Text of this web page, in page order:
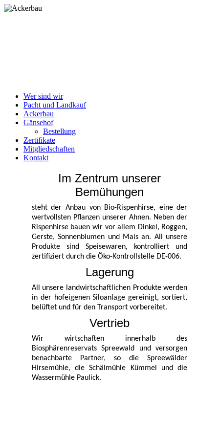
Wer sind wir
Pacht und Landkauf
Ackerbau
Gänsehof
Bestellung
Zertifikate
Mitgliedschaften
Kontakt
Im Zentrum unserer
Bemühungen
steht der Anbau von Bio-Rispenhirse, eine der
wertvollsten Pflanzen unserer Ahnen. Neben der
Rispenhirse bauen wir vor allem Dinkel, Roggen,
Gerste, Sonnenblumen und Mais an. All unsere
Produkte sind Speisewaren, kontrolliert und
zertifiziert durch die Öko-Kontrollstelle DE-006.
Lagerung
All unsere landwirtschaftlichen Produkte werden
in der hofeigenen Siloanlage gereinigt, sortiert,
belüftet und für den Transport vorbereitet.
Vertrieb
Wir wirtschaften innerhalb des
Biosphärenreservats Spreewald und versorgen
benachbarte Partner, so die Spreewälder
Hirsemühle, die Schälmühle Kümmel und die
Wassermühle Paulick.